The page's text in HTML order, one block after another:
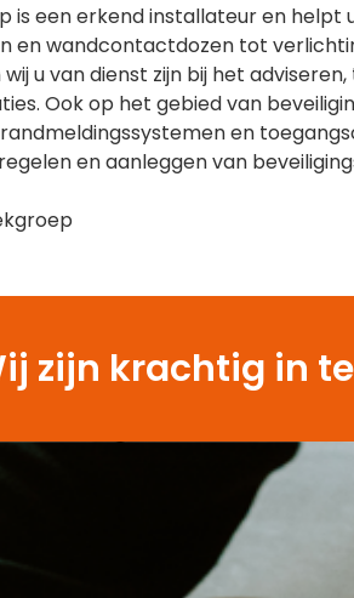
is een erkend installateur en
en wandcontactdozen tot
u van dienst zijn bij het
Ook op het gebied van
en
en aanleggen van
zijn krachtig in